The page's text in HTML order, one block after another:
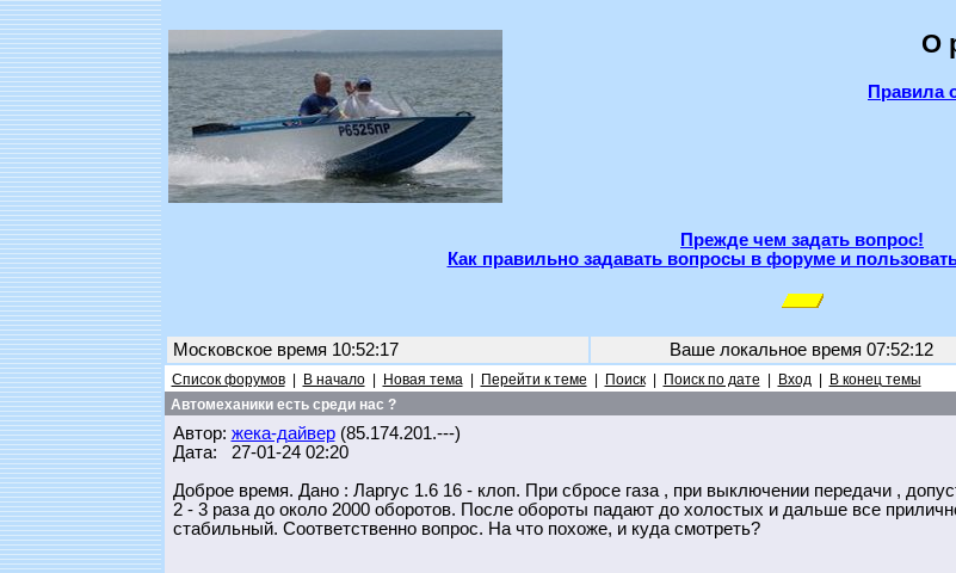
О
Правила
Прежде чем задать вопрос!
Как правильно задавать вопросы в форуме и
Московское время 10:52:17 Ваше локальное время 07:52:12
Список форумов| В начало| Новая тема| Перейти к теме Поиск| Поиск по дате Вход| В конец темы
Автомеханики есть среди нас ?
Автор: жека-дайвер(85.174.201.---)
Дата: 27-01-24 02:20
Доброе время. Дано : Ларгус 1.6 16 - клоп. При сбросе газа , при выключении передачи ,
2 - 3 раза до около 2000 оборотов. После обороты падают до холостых и дальше все
стабильный. Соответственно вопрос. На что похоже, и куда смотреть?